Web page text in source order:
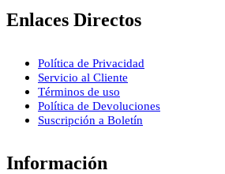
Enlaces Directos
Política de Privacidad
Servicio al Cliente
Términos de uso
Política de Devoluciones
Suscripción a Boletín
Información